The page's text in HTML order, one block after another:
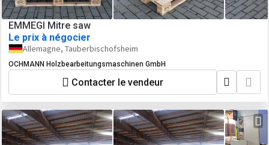
EMMEGI Mitre saw
Le prix à négocier
Allemagne, Tauberbischofsheim
OCHMANN Holzbearbeitungsmaschinen GmbH
Contacter le vendeur